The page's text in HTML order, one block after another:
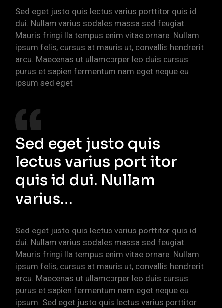
Sed eget justo quis lectus varius porttitor quis id
dui. Nullam varius sodales massa sed feugiat.
Mauris fringi lla tempus enim vitae ornare. Nullam
ipsum felis, cursus at mauris ut, convallis hendrerit
arcu. Maecenas ut ullamcorper leo duis cursus
purus et sapien fermentum nam eget neque eu
ipsum sed eget
Sed eget justo quis
lectus varius port itor
quis id dui. Nullam
varius…
Sed eget justo quis lectus varius porttitor quis id
dui. Nullam varius sodales massa sed feugiat.
Mauris fringi lla tempus enim vitae ornare. Nullam
ipsum felis, cursus at mauris ut, convallis hendrerit
arcu. Maecenas ut ullamcorper leo duis cursus
purus et sapien fermentum nam eget neque eu
ipsum. Sed eget justo quis lectus varius porttitor